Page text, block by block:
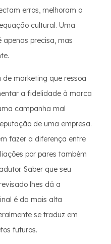
erros, melhoram a
cultural. Uma
precisa, mas
marketing que ressoa
a fidelidade à marca
campanha mal
de uma empresa.
fazer a diferença entre
por pares também
Saber que seu
lhes dá a
é da mais alta
se traduz em
futuros.